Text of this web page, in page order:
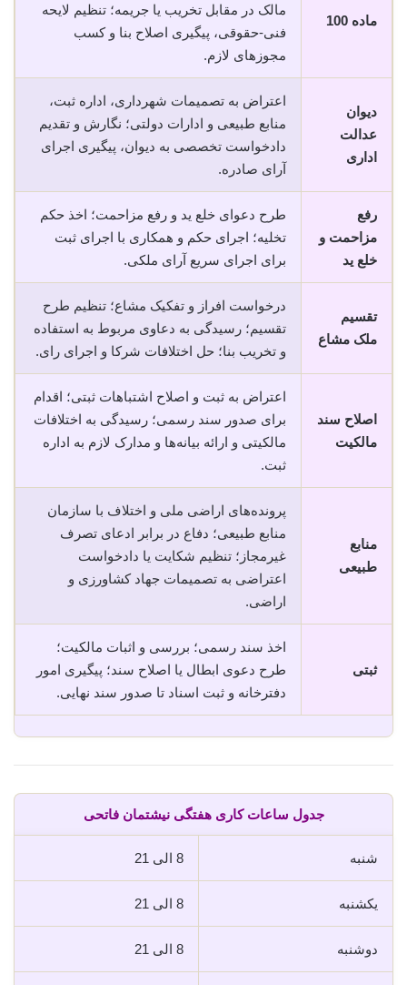
ماده 100
مالک در مقابل تخریب یا جریمه؛ تنظیم لایحه
فنی-حقوقی، پیگیری اصلاح بنا و کسب
مجوزهای لازم.
دیوان
عدالت
اداری
اعتراض به تصمیمات شهرداری، اداره ثبت،
منابع طبیعی و ادارات دولتی؛ نگارش و تقدیم
دادخواست تخصصی به دیوان، پیگیری اجرای
آرای صادره.
رفع
مزاحمت و
خلع ید
طرح دعوای خلع ید و رفع مزاحمت؛ اخذ حکم
تخلیه؛ اجرای حکم و همکاری با اجرای ثبت
برای اجرای سریع آرای ملکی.
تقسیم
ملک مشاع
درخواست افراز و تفکیک مشاع؛ تنظیم طرح
تقسیم؛ رسیدگی به دعاوی مربوط به استفاده
و تخریب بنا؛ حل اختلافات شرکا و اجرای رای.
اصلاح سند
مالکیت
اعتراض به ثبت و اصلاح اشتباهات ثبتی؛ اقدام
برای صدور سند رسمی؛ رسیدگی به اختلافات
مالکیتی و ارائه بیانه‌ها و مدارک لازم به اداره
ثبت.
منابع
طبیعی
پرونده‌های اراضی ملی و اختلاف با سازمان
منابع طبیعی؛ دفاع در برابر ادعای تصرف
غیرمجاز؛ تنظیم شکایت یا دادخواست
اعتراضی به تصمیمات جهاد کشاورزی و
اراضی.
ثبتی
اخذ سند رسمی؛ بررسی و اثبات مالکیت؛
طرح دعوی ابطال یا اصلاح سند؛ پیگیری امور
دفترخانه و ثبت اسناد تا صدور سند نهایی.
جدول ساعات کاری هفتگی نیشتمان فاتحی
شنبه 8 الی 21
یکشنبه 8 الی 21
دوشنبه 8 الی 21